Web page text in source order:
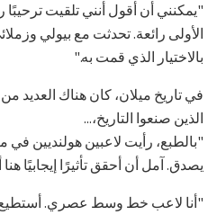
"يمكنني أن أقول أنني تلقيت ترحيبًا
الأولى رائعة. تحدثت مع بيولي
بالاختيار الذي قمت به."
في تاريخ ميلان، كان هناك العديد
الذين صنعوا التاريخ،...
"بالطبع، رأيت لاعبين هولنديين في
يصدق. آمل أن أحقق تأثيرًا إيجابيًا هنا
"أنا لاعب خط وسط عصري. أستطيع